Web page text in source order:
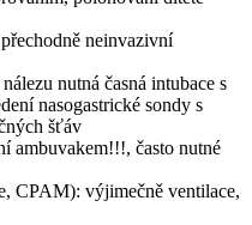
neinvazivní
nutná časná intubace s
nasogastrické sondy s
šťáv
ambuvakem!!!, často nutné
CPAM): výjimečně ventilace,